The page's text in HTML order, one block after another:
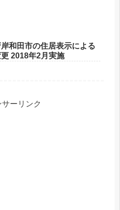
和田市の住居表示による
2018年2月実施
サーリンク